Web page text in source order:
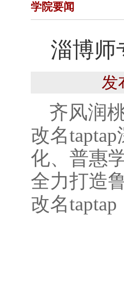
学院要闻
淄博师
发
齐风润
改名
化、普惠
全力打造
改名